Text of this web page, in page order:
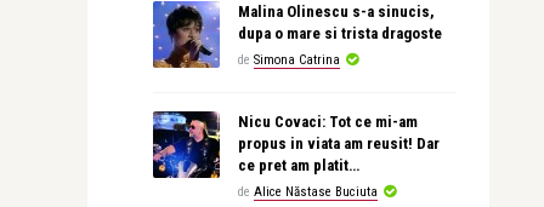
Malina Olinescu s-a sinucis,
dupa o mare si trista dragoste
de Simona Catrina
Nicu Covaci: Tot ce mi-am
propus in viata am reusit! Dar
ce pret am platit…
de Alice Năstase Buciuta